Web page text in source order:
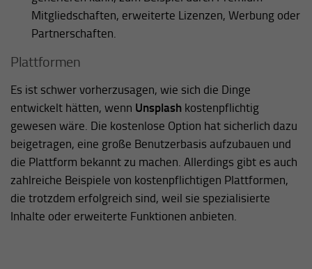
Mitgliedschaften, erweiterte Lizenzen, Werbung oder
Partnerschaften.
Plattformen
Es ist schwer vorherzusagen, wie sich die Dinge
entwickelt hätten, wenn Unsplash kostenpflichtig
gewesen wäre. Die kostenlose Option hat sicherlich dazu
beigetragen, eine große Benutzerbasis aufzubauen und
die Plattform bekannt zu machen. Allerdings gibt es auch
zahlreiche Beispiele von kostenpflichtigen Plattformen,
die trotzdem erfolgreich sind, weil sie spezialisierte
Inhalte oder erweiterte Funktionen anbieten.